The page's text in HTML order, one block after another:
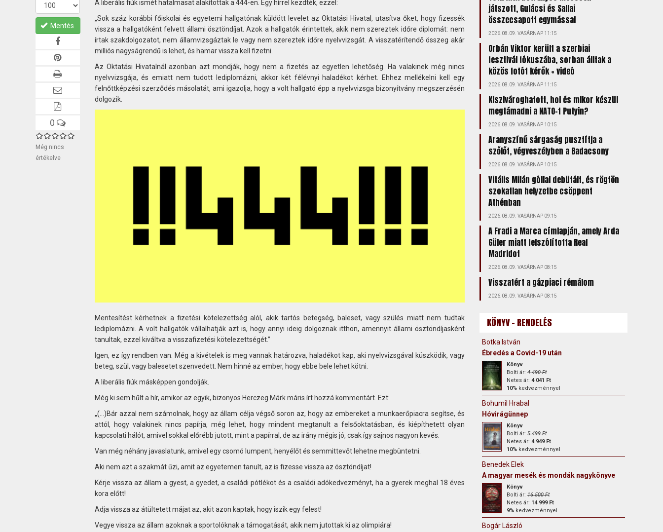
Mentés
0
Még nincs
értékelve
A liberális fiúk ismét hatalmasat alakítottak a 444-en. Egy hírrel kezdték, ezzel:
„Sok száz korábbi főiskolai és egyetemi hallgatónak küldött levelet az Oktatási Hivatal, utasítva őket, hogy fizessék
vissza a hallgatóként felvett állami ösztöndíjat. Azok a hallgatók érintettek, akik nem szereztek időre diplomát: nem
írtak szakdolgozatot, nem államvizsgáztak le vagy nem szereztek időre nyelvvizsgát. A visszatérítendő összeg akár
milliós nagyságrendű is lehet, és hamar vissza kell fizetni.
Az Oktatási Hivatalnál azonban azt mondják, hogy nem a fizetés az egyetlen lehetőség. Ha valakinek még nincs
nyelvvizsgája, és emiatt nem tudott lediplomázni, akkor két félévnyi haladékot kérhet. Ehhez mellékelni kell egy
felnőttképzési szerződés másolatát, ami igazolja, hogy a volt hallgató épp a nyelvvizsga bizonyítvány megszerzésén
dolgozik.
Mentesítést kérhetnek a fizetési kötelezettség alól, akik tartós betegség, baleset, vagy szülés miatt nem tudtak
lediplomázni. A volt hallgatók vállalhatják azt is, hogy annyi ideig dolgoznak itthon, amennyit állami ösztöndíjasként
tanultak, ezzel kiváltva a visszafizetési kötelezettségét.”
Igen, ez így rendben van. Még a kivételek is meg vannak határozva, haladékot kap, aki nyelvvizsgával küszködik, vagy
beteg, szül, vagy balesetet szenvedett. Nem hinné az ember, hogy ebbe bele lehet kötni.
A liberális fiúk másképpen gondolják.
Még ki sem hűlt a hír, amikor az egyik, bizonyos Herczeg Márk máris írt hozzá kommentárt. Ezt:
„(…)Bár azzal nem számolnak, hogy az állam célja végső soron az, hogy az embereket a munkaerőpiacra segítse, és
attól, hogy valakinek nincs papírja, még lehet, hogy mindent megtanult a felsőoktatásban, és kiépíthetett olyan
kapcsolati hálót, amivel sokkal előrébb jutott, mint a papírral, de az irány mégis jó, csak így sajnos nagyon kevés.
Van még néhány javaslatunk, amivel egy csomó lumpent, henyélőt és semmittevőt lehetne megbüntetni.
Aki nem azt a szakmát űzi, amit az egyetemen tanult, az is fizesse vissza az ösztöndíjat!
Kérje vissza az állam a gyest, a gyedet, a családi pótlékot és a családi adókedvezményt, ha a gyerek meghal 18 éves
kora előtt!
Adja vissza az átültetett májat az, akit azon kaptak, hogy iszik egy felest!
Vegye vissza az állam azoknak a sportolóknak a támogatását, akik nem jutottak ki az olimpiára!
játszott, Gulácsi és Sallai
összecsapott egymással
2026.08.09. VASÁRNAP 11:15
Orbán Viktor került a szerbiai
fesztivál fókuszába, sorban álltak a
közös fotót kérők + videó
2026.08.09. VASÁRNAP 11:15
Kiszivároghatott, hol és mikor készül
megtámadni a NATO-t Putyin?
2026.08.09. VASÁRNAP 10:15
Aranyszínű sárgaság pusztítja a
szőlőt, végveszélyben a Badacsony
2026.08.09. VASÁRNAP 10:15
Vitális Milán góllal debütált, és rögtön
szokatlan helyzetbe csöppent
Athénban
2026.08.09. VASÁRNAP 09:15
A Fradi a Marca címlapján, amely Arda
Güler miatt felszólította Real
Madridot
2026.08.09. VASÁRNAP 08:15
Visszatért a gázpiaci rémálom
2026.08.09. VASÁRNAP 08:15
KÖNYV - RENDELÉS
Botka István
Ébredés a Covid-19 után
Könyv
Bolti ár:4 490 Ft
Netes ár: 4 041 Ft
10%kedvezménnyel
Bohumil Hrabal
Hóvirágünnep
Könyv
Bolti ár:5 499 Ft
Netes ár: 4 949 Ft
10%kedvezménnyel
Benedek Elek
A magyar mesék és mondák nagykönyve
Könyv
Bolti ár:16 500 Ft
Netes ár: 14 999 Ft
9%kedvezménnyel
Bogár László